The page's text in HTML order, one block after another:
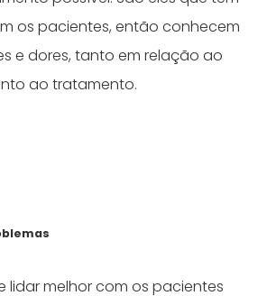
os pacientes, então conhecem
e dores, tanto em relação ao
ao tratamento.
lidar melhor com os pacientes